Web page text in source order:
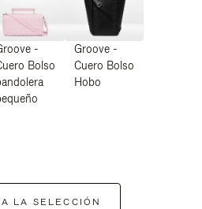
-
Bolso
Groove -
Cuero Bolso
Hobo
LA SELECCIÓN